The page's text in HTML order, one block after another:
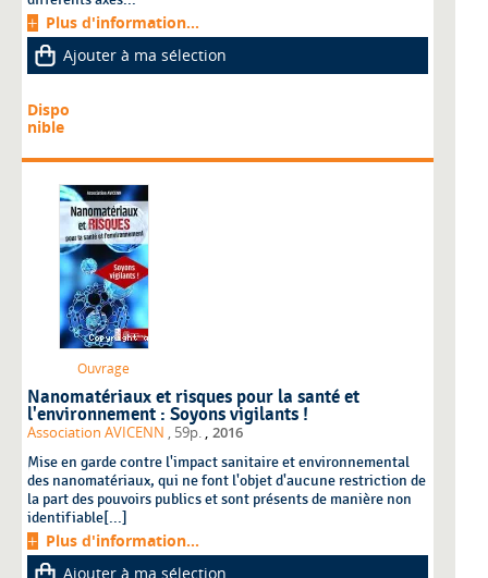
Plus d'information...
Ajouter à ma sélection
Dispo
nible
Ouvrage
Nanomatériaux et risques pour la santé et
l'environnement : Soyons vigilants !
Association AVICENN , 59p. , 2016
Mise en garde contre l'impact sanitaire et environnemental
des nanomatériaux, qui ne font l'objet d'aucune restriction de
la part des pouvoirs publics et sont présents de manière non
identifiable[...]
Plus d'information...
Ajouter à ma sélection